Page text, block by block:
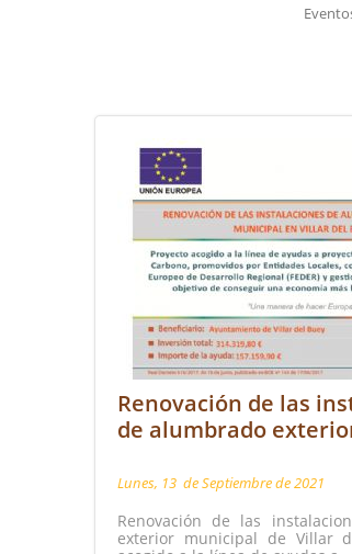
Renovación de las
de alumbrado
Lunes, 13 deSeptiembrede2021
Renovación de las
exterior municipal de Villar